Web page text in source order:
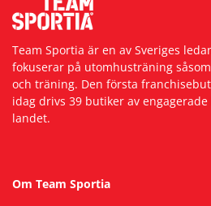
Team Sportia är en av Sveriges
fokuserar på utomhusträning
och träning. Den första
idag drivs 39 butiker av
landet.
Om Team Sportia